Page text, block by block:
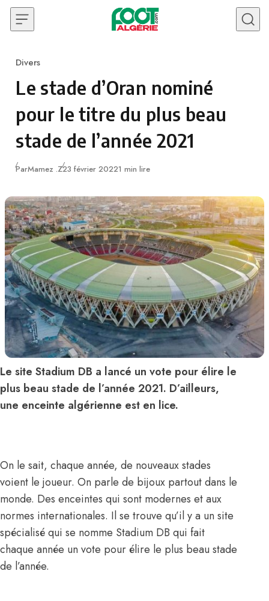
Skip to content
Category
Divers
Le stade d’Oran nominé
pour le titre du plus beau
stade de l’année 2021
ParMamez .ZPublié
23 février 20221 min lire
Le site Stadium DB a lancé un vote pour élire le
plus beau stade de l’année 2021. D’ailleurs,
une enceinte algérienne est en lice.
On le sait, chaque année, de nouveaux stades
voient le joueur. On parle de bijoux partout dans le
monde. Des enceintes qui sont modernes et aux
normes internationales. Il se trouve qu’il y a un site
spécialisé qui se nomme Stadium DB qui fait
chaque année un vote pour élire le plus beau stade
de l’année.